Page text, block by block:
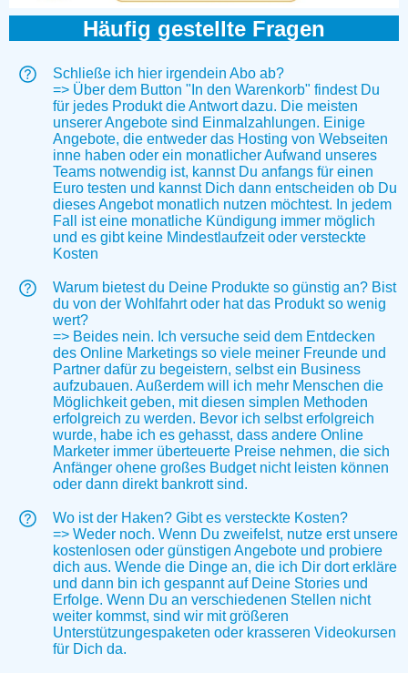
Häufig gestellte Fragen
Schließe ich hier irgendein Abo ab?
=> Über dem Button "In den Warenkorb" findest Du
für jedes Produkt die Antwort dazu. Die meisten
unserer Angebote sind Einmalzahlungen. Einige
Angebote, die entweder das Hosting von Webseiten
inne haben oder ein monatlicher Aufwand unseres
Teams notwendig ist, kannst Du anfangs für einen
Euro testen und kannst Dich dann entscheiden ob Du
dieses Angebot monatlich nutzen möchtest. In jedem
Fall ist eine monatliche Kündigung immer möglich
und es gibt keine Mindestlaufzeit oder versteckte
Kosten
Warum bietest du Deine Produkte so günstig an? Bist
du von der Wohlfahrt oder hat das Produkt so wenig
wert?
=> Beides nein. Ich versuche seid dem Entdecken
des Online Marketings so viele meiner Freunde und
Partner dafür zu begeistern, selbst ein Business
aufzubauen. Außerdem will ich mehr Menschen die
Möglichkeit geben, mit diesen simplen Methoden
erfolgreich zu werden. Bevor ich selbst erfolgreich
wurde, habe ich es gehasst, dass andere Online
Marketer immer überteuerte Preise nehmen, die sich
Anfänger ohene großes Budget nicht leisten können
oder dann direkt bankrott sind.
Wo ist der Haken? Gibt es versteckte Kosten?
=> Weder noch. Wenn Du zweifelst, nutze erst unsere
kostenlosen oder günstigen Angebote und probiere
dich aus. Wende die Dinge an, die ich Dir dort erkläre
und dann bin ich gespannt auf Deine Stories und
Erfolge. Wenn Du an verschiedenen Stellen nicht
weiter kommst, sind wir mit größeren
Unterstützungespaketen oder krasseren Videokursen
für Dich da.